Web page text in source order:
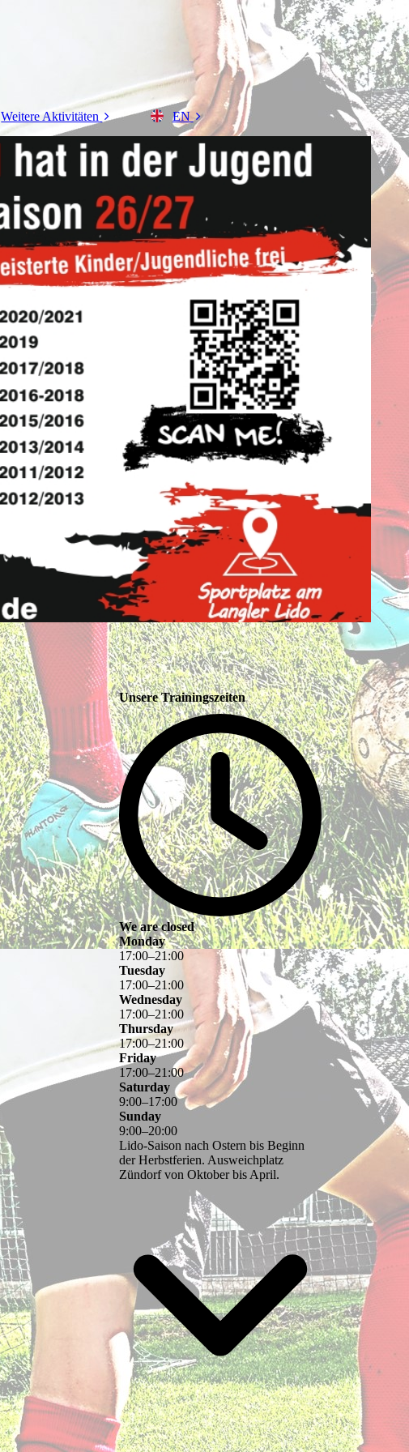
Weitere Aktivitäten
Volleyball
Basketball
Badminton
Kinderturnen
EN
Unsere Trainingszeiten
We are closed
Monday
17:00–21 :00
Tuesday
17:00–21 :00
Wednesday
17:00–21 :00
Thursday
17:00–21 :00
Friday
17:00–21 :00
Saturday
9:00–17:00
Sunday
9:00–20:00
Lido-Saison nach Ostern bis Beginn
der Herbstferien. Ausweichplatz
Zündorf von Oktober bis April.